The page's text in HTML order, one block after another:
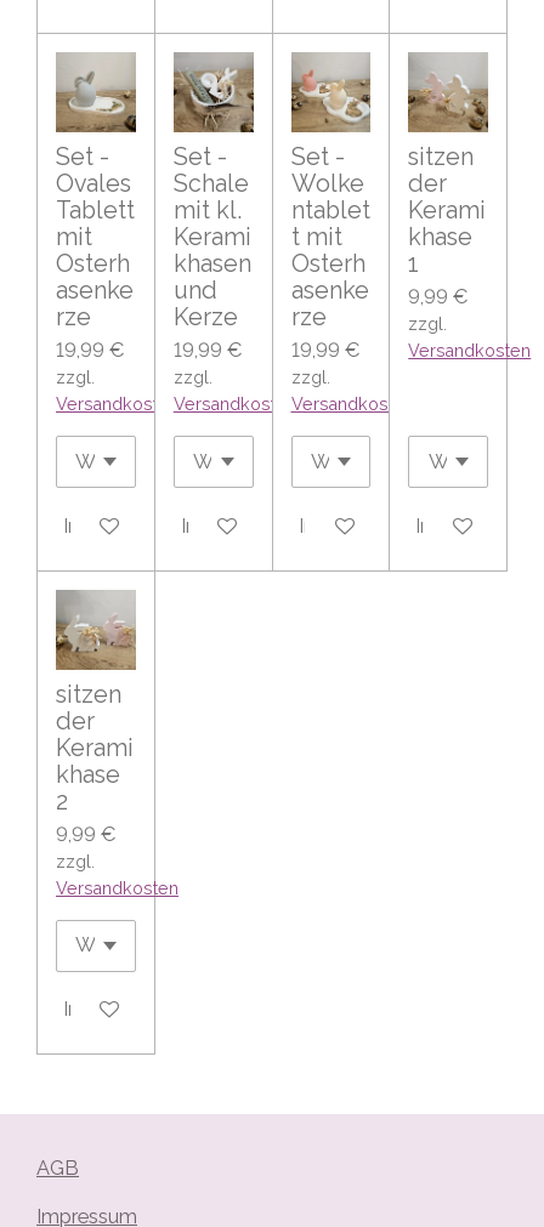
Set -
Ovales
Tablett
mit
Osterh
asenke
rze
19,99 €
zzgl.
Versandkosten
In den Warenkorb
Set -
Schale
mit kl.
Kerami
khasen
und
Kerze
19,99 €
zzgl.
Versandkosten
In den Warenkorb
Set -
Wolke
ntablet
t mit
Osterh
asenke
rze
19,99 €
zzgl.
Versandkosten
In den Warenkorb
sitzen
der
Kerami
khase
1
9,99 €
zzgl.
Versandkosten
In den
sitzen
der
Kerami
khase
2
9,99 €
zzgl.
Versandkosten
In den Warenkorb
AGB
Impressum